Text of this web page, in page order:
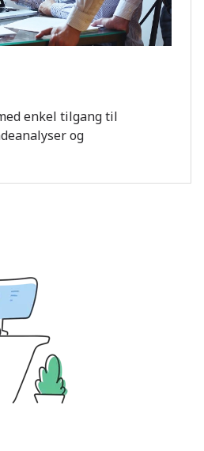
enkel tilgang til
og